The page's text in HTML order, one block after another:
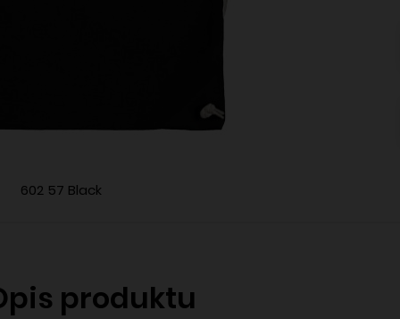
602 57 Black
produktu